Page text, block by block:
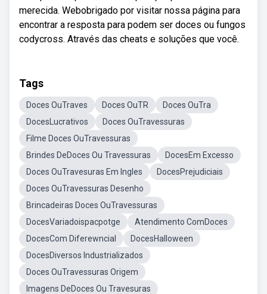
merecida. Webobrigado por visitar nossa página para
encontrar a resposta para podem ser doces ou fungos
codycross. Através das cheats e soluções que você.
Tags
Doces OuTraves Doces OuTR
Doces OuTra
DocesLucrativos
Doces OuTravessuras
Filme Doces OuTravessuras
Brindes DeDoces Ou Travessuras
DocesEm Excesso
Doces OuTravesuras Em Ingles
DocesPrejudiciais
Doces OuTravessuras Desenho
Brincadeiras Doces OuTravessuras
DocesVariadoispacpotge
Atendimento ComDoces
DocesCom Diferewncial
DocesHalloween
DocesDiversos Industrializados
Doces OuTravessuras Origem
Imagens DeDoces Ou Travesuras